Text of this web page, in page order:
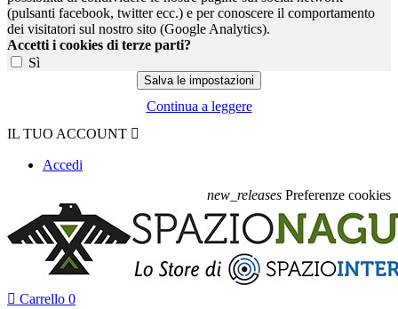
(pulsanti facebook, twitter ecc.) e per conoscere il comportamento
dei visitatori sul nostro sito (Google Analytics).
Accetti i cookies di terze parti?
Sì
Continua a leggere
IL TUO ACCOUNT 
Accedi
new_releases Preferenze cookies
 Carrello 0